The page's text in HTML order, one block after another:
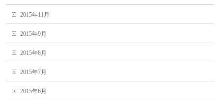
2015年11月
2015年9月
2015年8月
2015年7月
2015年6月